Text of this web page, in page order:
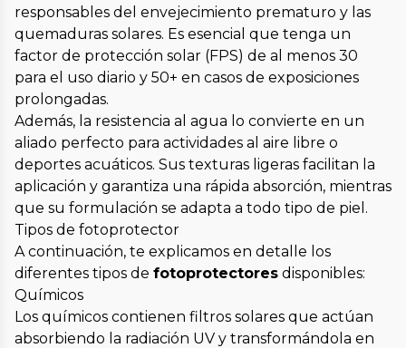
responsables del envejecimiento prematuro y las
quemaduras solares. Es esencial que tenga un
factor de protección solar (FPS) de al menos 30
para el uso diario y 50+ en casos de exposiciones
prolongadas.
Además, la resistencia al agua lo convierte en un
aliado perfecto para actividades al aire libre o
deportes acuáticos. Sus texturas ligeras facilitan la
aplicación y garantiza una rápida absorción, mientras
que su formulación se adapta a todo tipo de piel.
Tipos de fotoprotector
A continuación, te explicamos en detalle los
diferentes tipos de fotoprotectores disponibles:
Químicos
Los químicos contienen filtros solares que actúan
absorbiendo la radiación UV y transformándola en